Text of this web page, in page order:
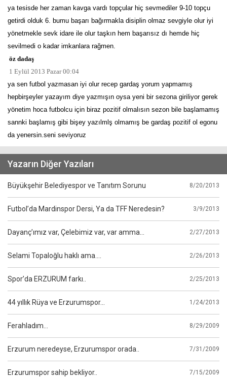
ya tesisde her zaman kavga vardı topçular hiç sevmediler 9-10 topçu
getirdi olduk 6. bumu başarı bağırmakla disiplin olmaz sevgiyle olur iyi
yönetmekle sevk idare ile olur taşkın hem başarısız dı hemde hiç
sevilmedi o kadar imkanlara rağmen.
öz dadaş
1 Eylül 2013 Pazar 00:04
ya sen futbol yazmasan iyi olur recep gardaş yorum yapmamış
hepbirşeyler yazayım diye yazmışın oysa yeni bir sezona giriliyor gerek
yönetim hoca futbolcu için biraz pozitif olmalısın sezon bile başlamamış
sannki başlamış gibi bişey yazılmlş olmamış be gardaş pozitif ol egonu
da yenersin.seni seviyoruz
Yazarın Diğer Yazıları
Büyükşehir Belediyespor ve Tanıtım Sorunu 8/20/2013
Futbol’da Mardinspor Dersi, Ya da TFF Neredesin? 3/9/2013
Dayanç’ımız var, Çelebimiz var, var amma… 2/27/2013
Selami Topaloğlu haklı ama…. 2/26/2013
Spor’da ERZURUM farkı.. 2/25/2013
44 yıllık Rüya ve Erzurumspor… 1/24/2013
Ferahladım... 8/29/2009
Erzurum neredeyse, Erzurumspor orada.. 7/31/2009
Erzurumspor sahip bekliyor.. 7/15/2009